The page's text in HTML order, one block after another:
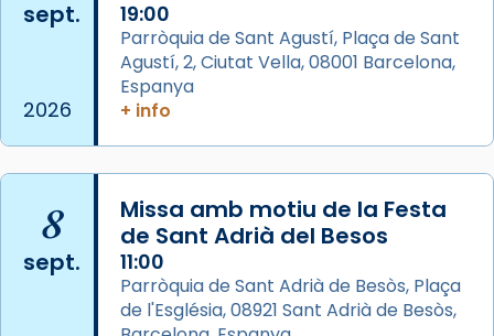
Aquest dilluns, 27 de juliol, ha tingut lloc la
missa d’acció de gràcies en agraïment al
comitè organitzador de la visita apostòlica
del Sant Pare Lleó XIV a Barcelona, i als
L’arquebisbe de Barcelona, el cardenal Joan
Josep Omella, ha presidit la missa i l’ha
concelebrat el bisbe auxiliar de Barcelona,
Mons. David Abadías.
📸 Dr. G. Simón
sept.
2026
19:00
Parròquia de Sant Agustí, Plaça de Sant
Agustí, 2, Ciutat Vella, 08001 Barcelona,
Espanya
+ info
8
sept.
Missa amb motiu de la Festa
de Sant Adrià del Besos
11:00
Parròquia de Sant Adrià de Besòs, Plaça
de l'Església, 08921 Sant Adrià de Besòs,